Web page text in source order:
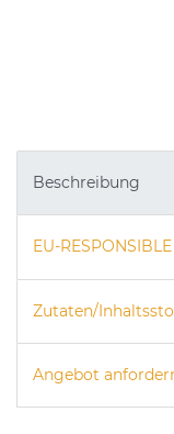
Beschreibung
EU-
Zutaten/
Angebot